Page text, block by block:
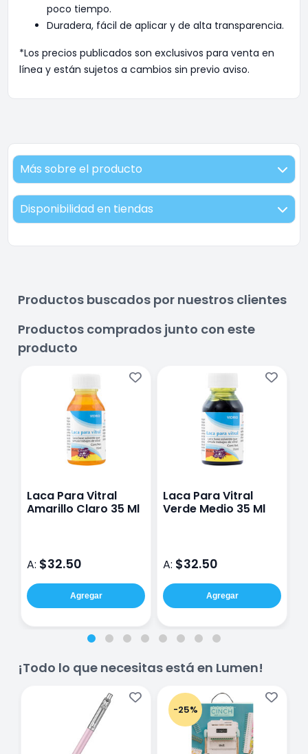
poco tiempo.
Duradera, fácil de aplicar y de alta transparencia.
*Los precios publicados son exclusivos para venta en
línea y están sujetos a cambios sin previo aviso.
Más sobre el producto
Disponibilidad en tiendas
Productos buscados por nuestros clientes
Productos comprados junto con este
producto
Laca Para Vitral
Amarillo Claro 35 Ml
A: $32.50
Agregar
Laca Para Vitral
Verde Medio 35 Ml
A: $32.50
Agregar
¡Todo lo que necesitas está en Lumen!
-25%